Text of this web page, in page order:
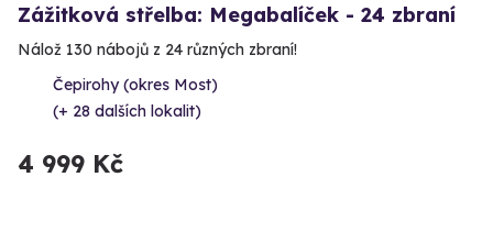
Zážitková střelba: Megabalíček - 24 zbraní
Nálož 130 nábojů z 24 různých zbraní!
Čepirohy (okres Most)
(+ 28 dalších lokalit)
4 999 Kč